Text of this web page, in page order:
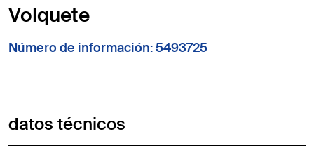
Volquete
Número de información: 5493725
datos técnicos